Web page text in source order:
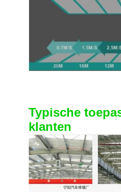
Typische
klanten